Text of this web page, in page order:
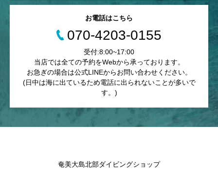
お電話はこちら
070-4203-0155
受付:8:00~17:00
当店では全ての予約をWebから承っております。
お急ぎの場合は公式LINEからお問い合わせください。
(日中は海に出ているため電話に出られないことが多いで
す。)
奄美大島北部ダイビングショップ